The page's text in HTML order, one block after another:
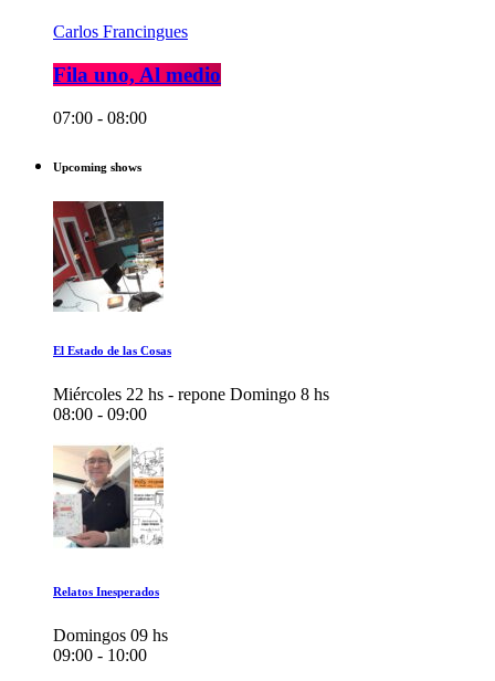
Carlos Francingues
Fila uno, Al medio
07:00 - 08:00
Upcoming shows
El Estado de las Cosas
Miércoles 22 hs - repone Domingo 8 hs
08:00 - 09:00
Relatos Inesperados
Domingos 09 hs
09:00 - 10:00